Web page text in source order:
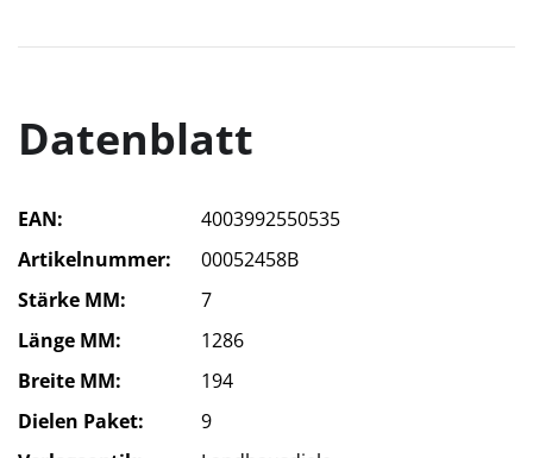
Datenblatt
EAN
4003992550535
Artikelnummer
00052458B
Stärke MM
7
Länge MM
1286
Breite MM
194
Dielen Paket
9